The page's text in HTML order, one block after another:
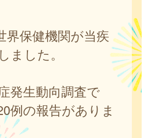
界保健機関が当疾
ました。
発生動向調査で
例の報告がありま